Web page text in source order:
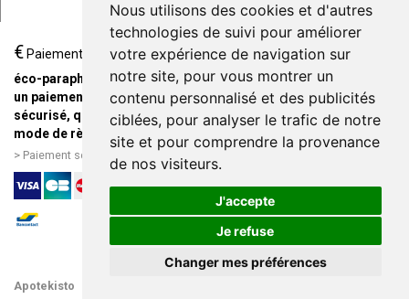
Nous utilisons des cookies et d'autres
technologies de suivi pour améliorer
votre expérience de navigation sur
notre site, pour vous montrer un
contenu personnalisé et des publicités
ciblées, pour analyser le trafic de notre
site et pour comprendre la provenance
de nos visiteurs.
J'accepte
Je refuse
Changer mes préférences
ligne
€ Paiement
éco-parapharmacie.fr offre
un paiement entièrement
sécurisé, quel que soit le
mode de règlement
Paiement sécurisé et simple
Livraison / Point retrait
Commandez en ligne et
recevez votre commande
rapidement chez vous ou en
point retrait
Livraison chez vous ou en
Apotekisto